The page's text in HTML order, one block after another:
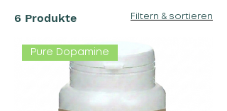
6 Produkte Filtern & sortieren
Pure Dopamine